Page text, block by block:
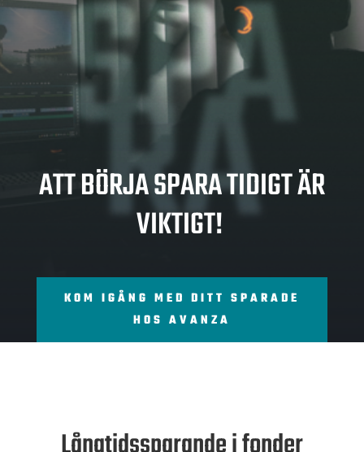
SPA
RA
ATT BÖRJA SPARA TIDIGT ÄR
VIKTIGT!
KOM IGÅNG MED DITT SPARADE
HOS AVANZA